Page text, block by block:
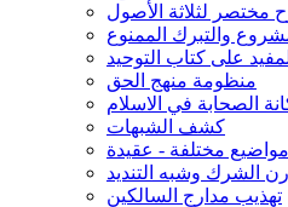
مختصر لثلاثة الأصول
والتبرك الممنوع
على كتاب التوحيد
منظومة منهج الحق
الصحابة في الاسلام
كشف الشبهات
مواضيع مختلفة - عقيدة
الشرك وشبه التنديد
تهذيب مدارج السالكين